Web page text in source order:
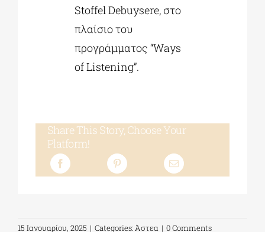
Stoffel Debuysere, στο
πλαίσιο του
προγράμματος “Ways
of Listening”.
Share This Story, Choose Your
Platform!
15 Ιανουαρίου, 2025 | Categories:Άστεα | 0 Comments